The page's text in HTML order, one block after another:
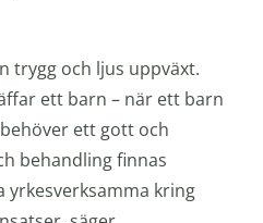
trygg och ljus uppväxt.
ett barn – när ett barn
ett gott och
behandling finnas
yrkesverksamma kring